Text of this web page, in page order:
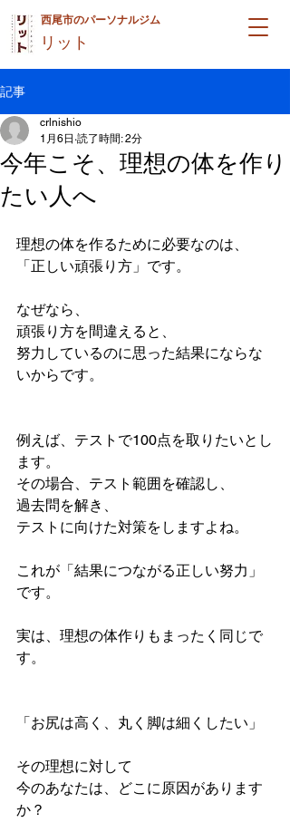
西尾市のパーソナルジム
リット
記事
今年こそ、理想の体を作り
たい人へ
crlnishio
1月6日 読了時間: 2分
理想の体を作るために必要なのは、
「正しい頑張り方」です。
なぜなら、
頑張り方を間違えると、
努力しているのに思った結果にならな
いからです。
例えば、テストで100点を取りたいとし
ます。
その場合、テスト範囲を確認し、
過去問を解き、
テストに向けた対策をしますよね。
これが「結果につながる正しい努力」
です。
実は、理想の体作りもまったく同じで
す。
「お尻は高く、丸く脚は細くしたい」
その理想に対して
今のあなたは、どこに原因があります
か？